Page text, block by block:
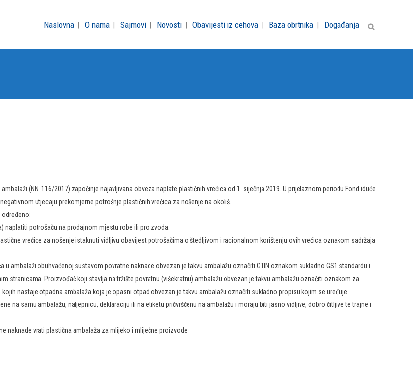
Naslovna O nama Sajmovi Novosti Obavijesti iz cehova Baza obrtnika Događanja
(NN. 116/2017) započinje najavljivana obveza naplate plastičnih vrećica od 1. siječnja 2019. U prijelaznom periodu Fond iduće
utjecaju prekomjerne potrošnje plastičnih vrećica za nošenje na okoliš.
određeno:
naplatiti potrošaču na prodajnom mjestu robe ili proizvoda.
vrećice za nošenje istaknuti vidljivu obavijest potrošačima o štedljivom i racionalnom korištenju ovih vrećica oznakom sadržaja
ambalaži obuhvaćenoj sustavom povratne naknade obvezan je takvu ambalažu označiti GTIN oznakom sukladno GS1 standardu i
stranicama. Proizvođač koji stavlja na tržište povratnu (višekratnu) ambalažu obvezan je takvu ambalažu označiti oznakom za
nastaje otpadna ambalaža koja je opasni otpad obvezan je takvu ambalažu označiti sukladno propisu kojim se uređuje
na samu ambalažu, naljepnicu, deklaraciju ili na etiketu pričvršćenu na ambalažu i moraju biti jasno vidljive, dobro čitljive te trajne i
naknade vrati plastična ambalaža za mlijeko i mliječne proizvode.